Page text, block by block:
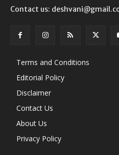
Contact us:
Terms and Conditions
Editorial Policy
Disclaimer
Contact Us
About Us
Privacy Policy